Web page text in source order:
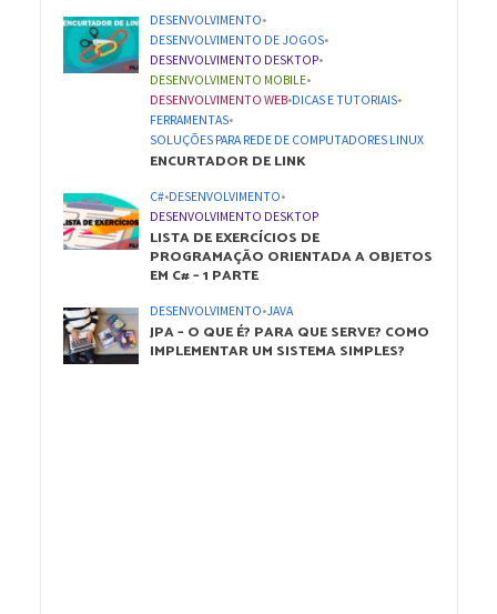
DESENVOLVIMENTO•
DESENVOLVIMENTO DE JOGOS•
DESENVOLVIMENTO DESKTOP•
DESENVOLVIMENTO MOBILE•
DESENVOLVIMENTO WEB•DICAS E TUTORIAIS•
FERRAMENTAS•
SOLUÇÕES PARA REDE DE COMPUTADORES LINUX
ENCURTADOR DE LINK
C#•DESENVOLVIMENTO•
DESENVOLVIMENTO DESKTOP
LISTA DE EXERCÍCIOS DE
PROGRAMAÇÃO ORIENTADA A OBJETOS
EM C# – 1 PARTE
DESENVOLVIMENTO•JAVA
JPA – O QUE É? PARA QUE SERVE? COMO
IMPLEMENTAR UM SISTEMA SIMPLES?